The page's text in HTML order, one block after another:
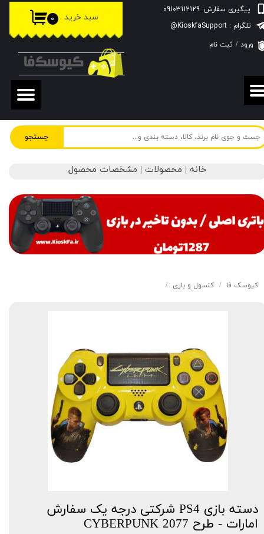
جستجو
پیگیری سفارش: 09103112129
۰ سبد خرید
ورود / ثبت نام
حساب کاربری من
تغییر گذر واژه
سفارشات
خروج از حساب کاربری
تلگرام : KioskfaSupport@
خانه | محصولات | مشخصات محصول
کیوسک‌ فا کنسول و بازی
دسته بازی PS4 شرکتی درجه یک سفارش
امارات - طرح CYBERPUNK 2077